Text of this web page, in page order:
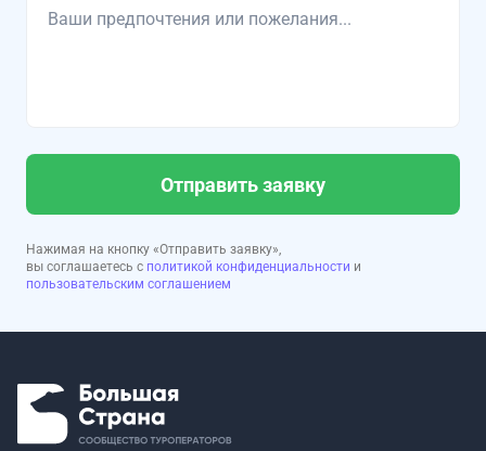
Отправить заявку
Нажимая на кнопку «Отправить заявку»,
вы соглашаетесь с политикой конфиденциальности и
пользовательским соглашением